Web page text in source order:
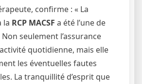
confirme : « La
la RCP MACSF a été l’une de
seulement l’assurance
quotidienne, mais elle
les éventuelles fautes
La tranquillité d’esprit que